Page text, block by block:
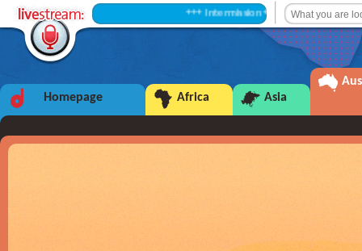
+++ Intermission +++
Homepage Africa Asia